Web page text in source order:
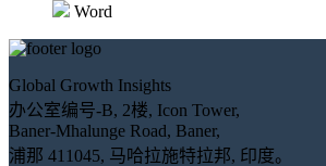
Word
Global Growth Insights
办公室编号-B, 2楼, Icon Tower,
Baner-Mhalunge Road, Baner,
浦那 411045, 马哈拉施特拉邦, 印度。